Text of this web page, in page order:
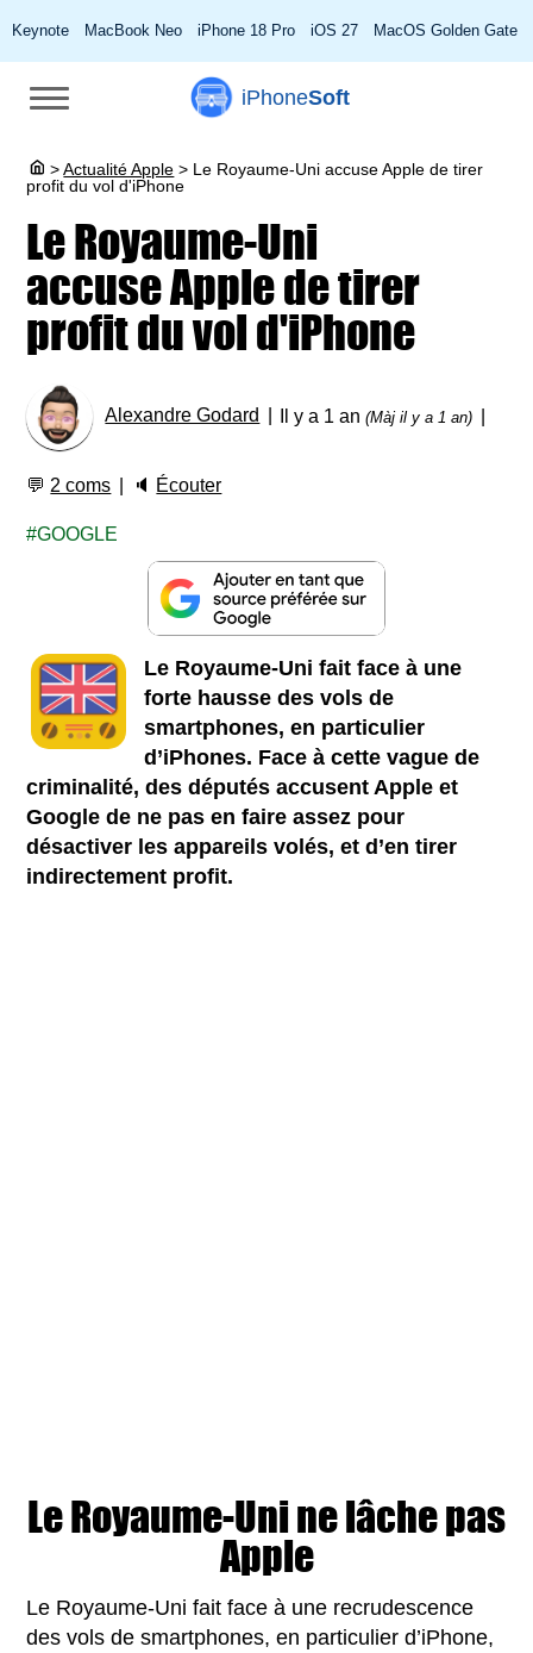
Keynote MacBook Neo iPhone 18 Pro iOS 27 MacOS Golden Gate
iPhoneSoft
> Actualité Apple > Le Royaume-Uni accuse Apple de tirer
profit du vol d'iPhone
Le Royaume-Uni
accuse Apple de tirer
profit du vol d'iPhone
Alexandre Godard Il y a 1 an(Màj il y a 1 an)
💬 2 coms 🔈 Écouter
GOOGLE
Le Royaume-Uni fait face à une
forte hausse des vols de
smartphones, en particulier
d’iPhones. Face à cette vague de
criminalité, des députés accusent Apple et
Google de ne pas en faire assez pour
désactiver les appareils volés, et d’en tirer
indirectement profit.
Le Royaume-Uni ne lâche pas
Apple
Le Royaume-Uni fait face à une recrudescence
des vols de smartphones, en particulier d’iPhone,